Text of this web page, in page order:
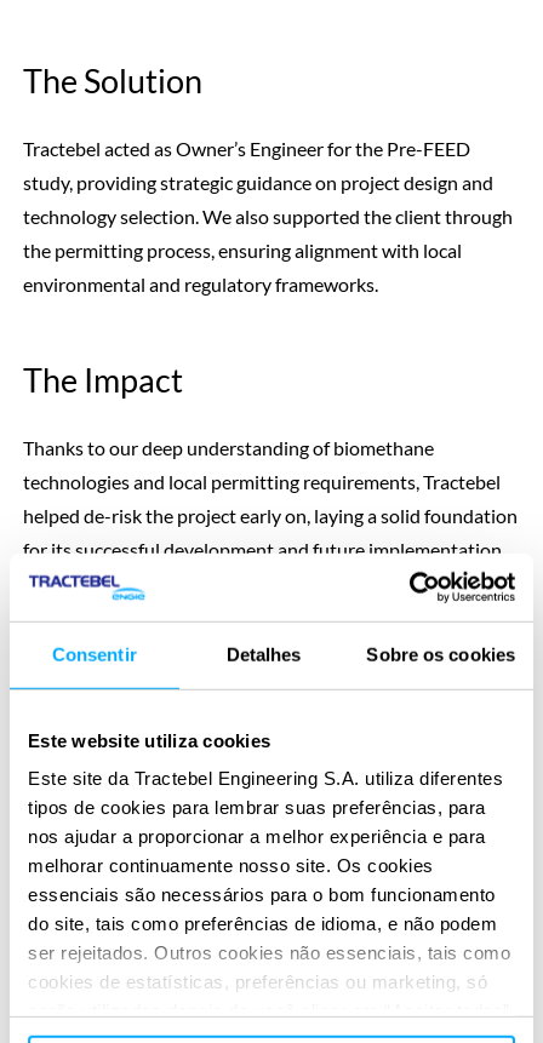
Consentir Detalhes Sobre os cookies
Este website utiliza cookies
Este site da Tractebel Engineering S.A. utiliza diferentes
tipos de cookies para lembrar suas preferências, para
nos ajudar a proporcionar a melhor experiência e para
melhorar continuamente nosso site. Os cookies
essenciais são necessários para o bom funcionamento
do site, tais como preferências de idioma, e não podem
ser rejeitados. Outros cookies não essenciais, tais como
cookies de estatísticas, preferências ou marketing, só
SERVIÇOS PRESTADOS
Pre-Feasibility & Feasibility study
The Solution
Tractebel acted as Owner’s Engineer for the Pre-FEED
study, providing strategic guidance on project design and
technology selection. We also supported the client through
the permitting process, ensuring alignment with local
environmental and regulatory frameworks.
The Impact
Thanks to our deep understanding of biomethane
technologies and local permitting requirements, Tractebel
helped de-risk the project early on, laying a solid foundation
for its successful development and future implementation.
APLICATIVOS DIGITAIS
Reimagine seu impactocom
nossas soluções digitais
Reimagine seu impactocom
nossas soluções digitais
Todas as soluções digitais
Anterior